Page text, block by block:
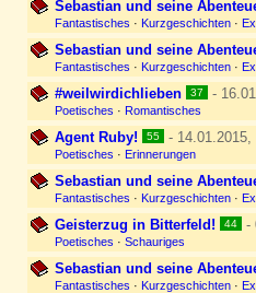
Sebastian und seine
Fantastisches · Kurzgeschichten ·
Sebastian und seine
Fantastisches · Kurzgeschichten ·
#weilwirdichlieben 37 -
Poetisches · Romantisches
Agent Ruby! 55 - 14.01.2015,
Poetisches · Erinnerungen
Sebastian und seine
Fantastisches · Kurzgeschichten ·
Geisterzug in Bitterfeld! 44 -
Poetisches · Schauriges
Sebastian und seine
Fantastisches · Kurzgeschichten ·